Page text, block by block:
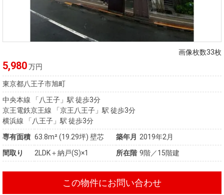
画像枚数33枚
5,980万円
東京都八王子市旭町
中央本線 「八王子」駅 徒歩3分
京王電鉄京王線 「京王八王子」駅 徒歩3分
横浜線 「八王子」駅 徒歩3分
専有面積 63.8m²(19.29坪) 壁芯 築年月 2019年2月
間取り
2LDK＋納戸(S)×1 所在階 9階／15階建
この物件にお問い合わせ